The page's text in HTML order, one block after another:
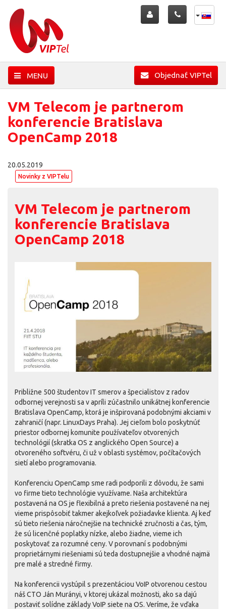
MENU Objednať VIPTel
VM Telecom je partnerom
konferencie Bratislava
OpenCamp 2018
20.05.2019
Novinky z VIPTelu
VM Telecom je partnerom
konferencie Bratislava
OpenCamp 2018
Približne 500 študentov IT smerov a špecialistov z radov
odbornej verejnosti sa v apríli zúčastnilo unikátnej konferencie
Bratislava OpenCamp, ktorá je inšpirovaná podobnými akciami v
zahraničí (napr. LinuxDays Praha). Jej cieľom bolo poskytnúť
priestor odbornej komunite používateľov otvorených
technológií (skratka OS z anglického Open Source) a
otvoreného softvéru, či už v oblasti systémov, počítačových
sietí alebo programovania.
Konferenciu OpenCamp sme radi podporili z dôvodu, že sami
vo firme tieto technológie využívame. Naša architektúra
postavená na OS je flexibilná a preto riešenia postavené na nej
vieme prispôsobiť takmer akejkoľvek požiadavke klienta. Aj keď
sú tieto riešenia náročnejšie na technické zručnosti a čas, tým,
že sú licenčné poplatky nízke, alebo žiadne, vieme ich
poskytovať za rozumné ceny. V porovnaní s podobnými
proprietárnymi riešeniami sú teda dostupnejšie a vhodné najmä
pre malé a stredné firmy.
Na konferencii vystúpil s prezentáciou VoIP otvorenou cestou
náš CTO Ján Murányi, v ktorej ukázal možnosti, ako sa dajú
postaviť solídne základy VoIP siete na OS. Veríme, že vďaka